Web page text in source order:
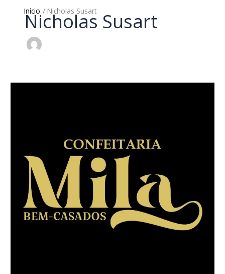
Início Nicholas Susart
Nicholas Susart